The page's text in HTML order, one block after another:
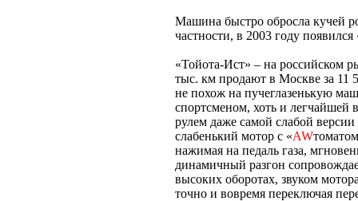
Машина быстро обросла кучей
частности, в 2003 году
«Тойота-Ист» – на российском
тыс. км продают в Москве за 11
не похож на пучеглазенькую
спортсменом, хоть и легчайшей
рулем даже самой слабой
слабенький мотор с «AW
нажимая на педаль газа,
динамичный разгон
высоких оборотах, звуком
точно и вовремя переключая